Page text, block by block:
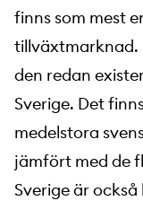
finns som mest
tillväxtmarknad.
den redan
Sverige. Det
medelstora
jämfört med de
Sverige är